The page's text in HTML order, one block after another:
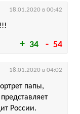
34 54
18.01.2020 в 00:42
папы,
России.
18.01.2020 в 04:02